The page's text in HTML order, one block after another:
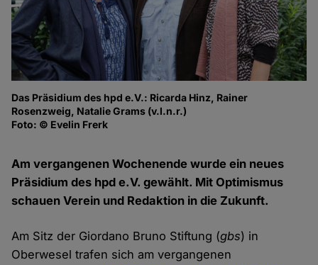
Das Präsidium des hpd e.V.: Ricarda Hinz, Rainer
Rosenzweig, Natalie Grams (v.l.n.r.)
Foto: © Evelin Frerk
Am vergangenen Wochenende wurde ein neues
Präsidium des hpd e.V. gewählt. Mit Optimismus
schauen Verein und Redaktion in die Zukunft.
Am Sitz der Giordano Bruno Stiftung (gbs) in
Oberwesel trafen sich am vergangenen